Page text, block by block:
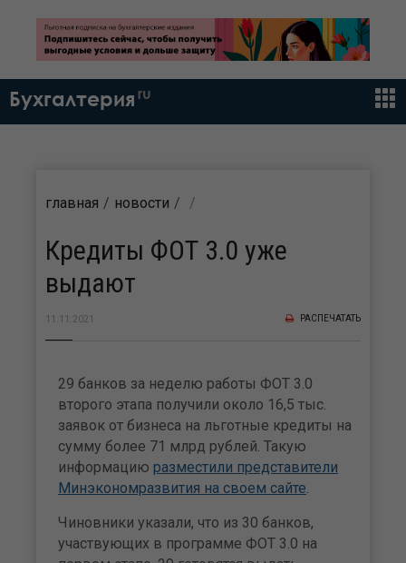
Бухгалтерия ru
главная новости
Кредиты ФОТ 3.0 уже
выдают
11.11.2021 РАСПЕЧАТАТЬ
29 банков за неделю работы ФОТ 3.0
второго этапа получили около 16,5 тыс.
заявок от бизнеса на льготные кредиты на
сумму более 71 млрд рублей. Такую
информацию разместили представители
Минэкономразвития на своем сайте.
Чиновники указали, что из 30 банков,
участвующих в программе ФОТ 3.0 на